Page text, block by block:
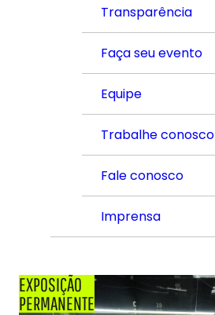
Transparência
Faça seu evento
Equipe
Trabalhe conosco
Fale conosco
Imprensa
EXPOSIÇÃO
PERMANENTE